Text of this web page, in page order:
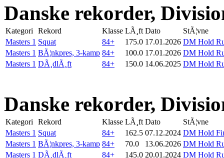
Danske rekorder,
Kategori Rekord Klasse LÃ¸ft Dato
StÃ¦vne
Masters 1 Squat 84+ 175.0 17.01.2026 DM Hold
Masters 1 BÃ¦nkpres, 3-kamp 84+ 100.0 17.01.2026 DM Hold
Masters 1 DÃ¸dlÃ¸ft 84+ 150.0 14.06.2025 DM Hold
Danske rekorder,
Kategori Rekord Klasse LÃ¸ft Dato
StÃ¦vne
Masters 1 Squat 84+ 162.5 07.12.2024 DM Hold
Masters 1 BÃ¦nkpres, 3-kamp 84+ 70.0 13.06.2026 DM Hold
Masters 1 DÃ¸dlÃ¸ft 84+ 145.0 20.01.2024 DM Hold